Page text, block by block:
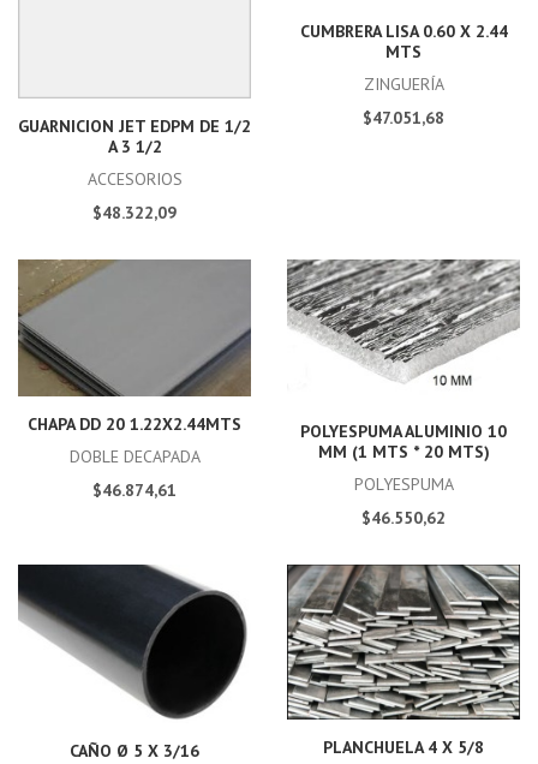
GUARNICION JET EDPM DE 1/2
A 3 1/2
ACCESORIOS
$48.322,09
CUMBRERA LISA 0.60 X 2.44
MTS
ZINGUERÍA
$47.051,68
CHAPA DD 20 1.22X2.44MTS
DOBLE DECAPADA
$46.874,61
POLYESPUMA ALUMINIO 10
MM (1 MTS * 20 MTS)
POLYESPUMA
$46.550,62
CAÑO Ø 5 X 3/16
PLANCHUELA 4 X 5/8